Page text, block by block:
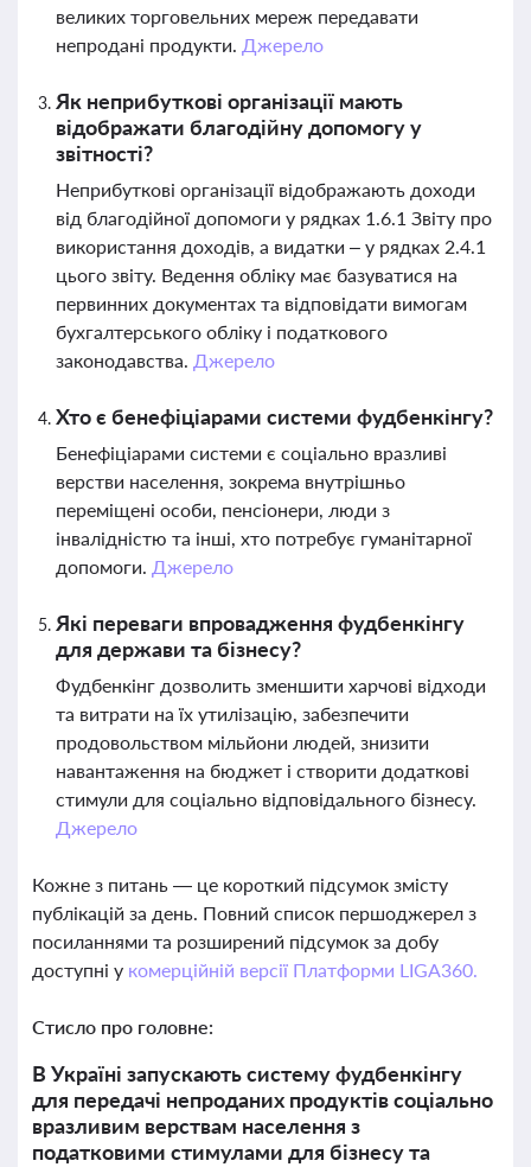
великих торговельних мереж передавати
непродані продукти. Джерело
Як неприбуткові організації мають
відображати благодійну допомогу у
звітності?
Неприбуткові організації відображають доходи
від благодійної допомоги у рядках 1.6.1 Звіту про
використання доходів, а видатки – у рядках 2.4.1
цього звіту. Ведення обліку має базуватися на
первинних документах та відповідати вимогам
бухгалтерського обліку і податкового
законодавства. Джерело
Хто є бенефіціарами системи фудбенкінгу?
Бенефіціарами системи є соціально вразливі
верстви населення, зокрема внутрішньо
переміщені особи, пенсіонери, люди з
інвалідністю та інші, хто потребує гуманітарної
допомоги. Джерело
Які переваги впровадження фудбенкінгу
для держави та бізнесу?
Фудбенкінг дозволить зменшити харчові відходи
та витрати на їх утилізацію, забезпечити
продовольством мільйони людей, знизити
навантаження на бюджет і створити додаткові
стимули для соціально відповідального бізнесу.
Джерело
Кожне з питань — це короткий підсумок змісту
публікацій за день. Повний список першоджерел з
посиланнями та розширений підсумок за добу
доступні у комерційній версії Платформи LIGA360.
Стисло про головне:
В Україні запускають систему фудбенкінгу
для передачі непроданих продуктів соціально
вразливим верствам населення з
податковими стимулами для бізнесу та